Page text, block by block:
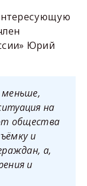
Юрий
на
общества
и
а,
и